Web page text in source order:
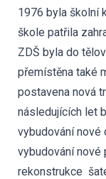
1976 byla školní
škole patřila
ZDŠ byla do
přemístěna také
postavena nová
následujících let
vybudování nové
vybudování nové
rekonstrukce